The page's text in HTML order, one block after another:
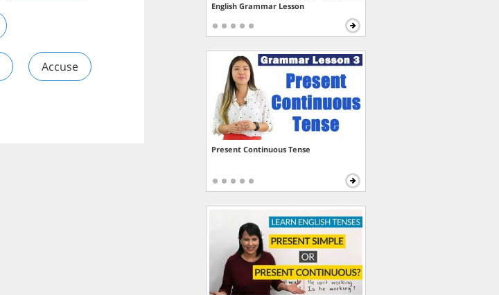
Accuse
English Grammar Lesson
Present Continuous Tense